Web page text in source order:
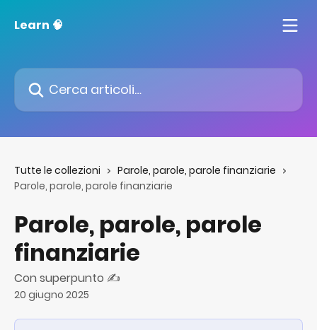
Learn 🧠
Cerca articoli…
Tutte le collezioni
Parole, parole, parole finanziarie
Parole, parole, parole finanziarie
Parole, parole, parole
finanziarie
Con superpunto ✍️
20 giugno 2025